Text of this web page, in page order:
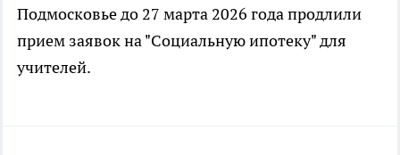
Подмосковье до 27 марта 2026 года продлили
прием заявок на "Социальную ипотеку" для
учителей.